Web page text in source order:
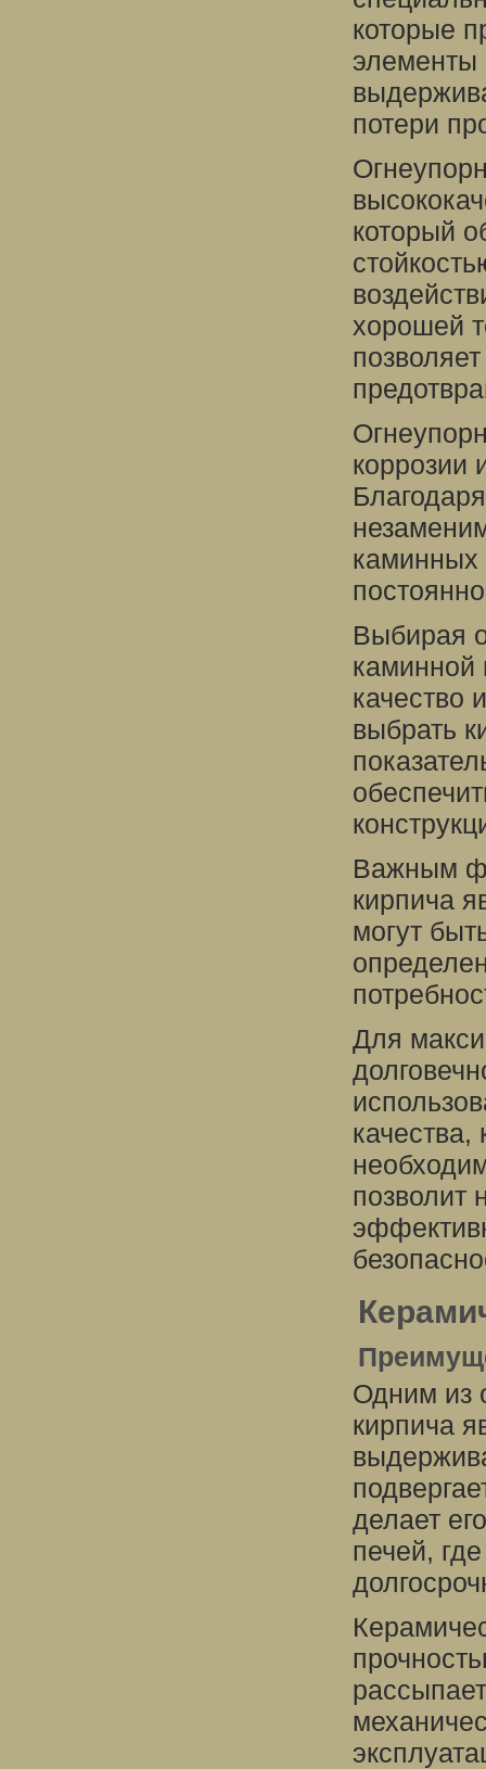
которые
элементы
потери
который
хорошей
коррозии
каминных
Выбирая
каминной
качество
выбрать
Важным
кирпича
могут
Для
качества,
позволит
Одним из
кирпича
делает
печей,